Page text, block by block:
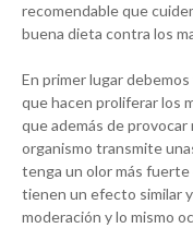
recomendable que
buena dieta contra los
En primer lugar
que hacen proliferar los
que además de
organismo transmite
tenga un olor más fuerte
tienen un efecto similar
moderación y lo mismo